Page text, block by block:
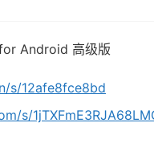
Android 高级版
s/12afe8fce8bd
s/